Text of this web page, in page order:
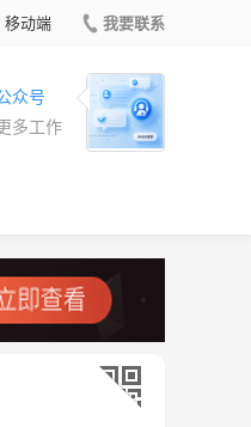
移动端 我要联系
众号
多工作